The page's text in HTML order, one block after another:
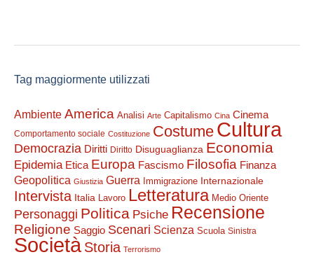
Tag maggiormente utilizzati
Ambiente America Analisi Arte Capitalismo Cina Cinema
Comportamento sociale Costituzione Costume Cultura
Democrazia Diritti Diritto Disuguaglianza Economia
Epidemia Etica Europa Fascismo Filosofia Finanza
Geopolitica Giustizia Guerra Immigrazione Internazionale
Intervista Italia Lavoro Letteratura Medio Oriente
Personaggi Politica Psiche Recensione
Religione Saggio Scenari Scienza Scuola Sinistra
Società Storia Terrorismo